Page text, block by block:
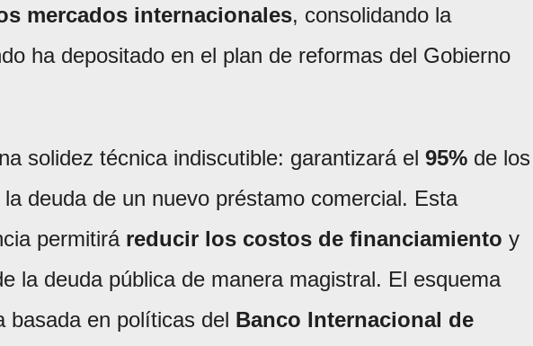
mercados internacionales, consolidando la
ha depositado en el plan de reformas del Gobierno
solidez técnica indiscutible: garantizará el 95% de los
deuda de un nuevo préstamo comercial. Esta
permitirá reducir los costos de financiamiento y
la deuda pública de manera magistral. El esquema
basada en políticas del Banco Internacional de